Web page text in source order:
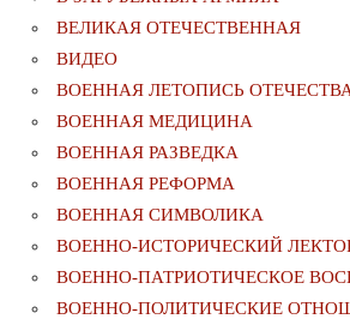
ВЕЛИКАЯ ОТЕЧЕСТВЕННАЯ
ВИДЕО
ВОЕННАЯ ЛЕТОПИСЬ
ВОЕННАЯ МЕДИЦИНА
ВОЕННАЯ РАЗВЕДКА
ВОЕННАЯ РЕФОРМА
ВОЕННАЯ СИМВОЛИКА
ВОЕННО-ИСТОРИЧЕСКИЙ
ВОЕННО-ПАТРИОТИЧЕСКОЕ
ВОЕННО-ПОЛИТИЧЕСКИE